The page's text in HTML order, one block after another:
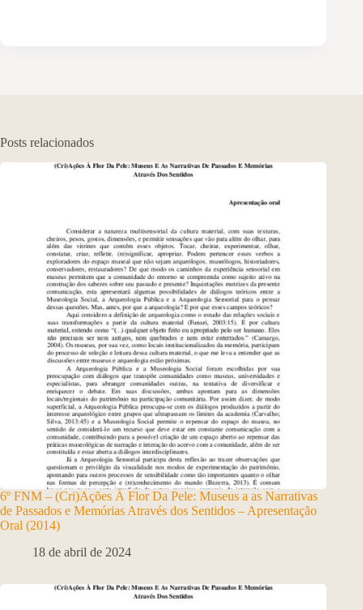
Posts relacionados
6º FNM – (Cri)Ações À Flor Da Pele: Museus a as Narrativas
de Passados e Memórias Através dos Sentidos – Apresentação
Oral (2014)
18 de abril de 2024